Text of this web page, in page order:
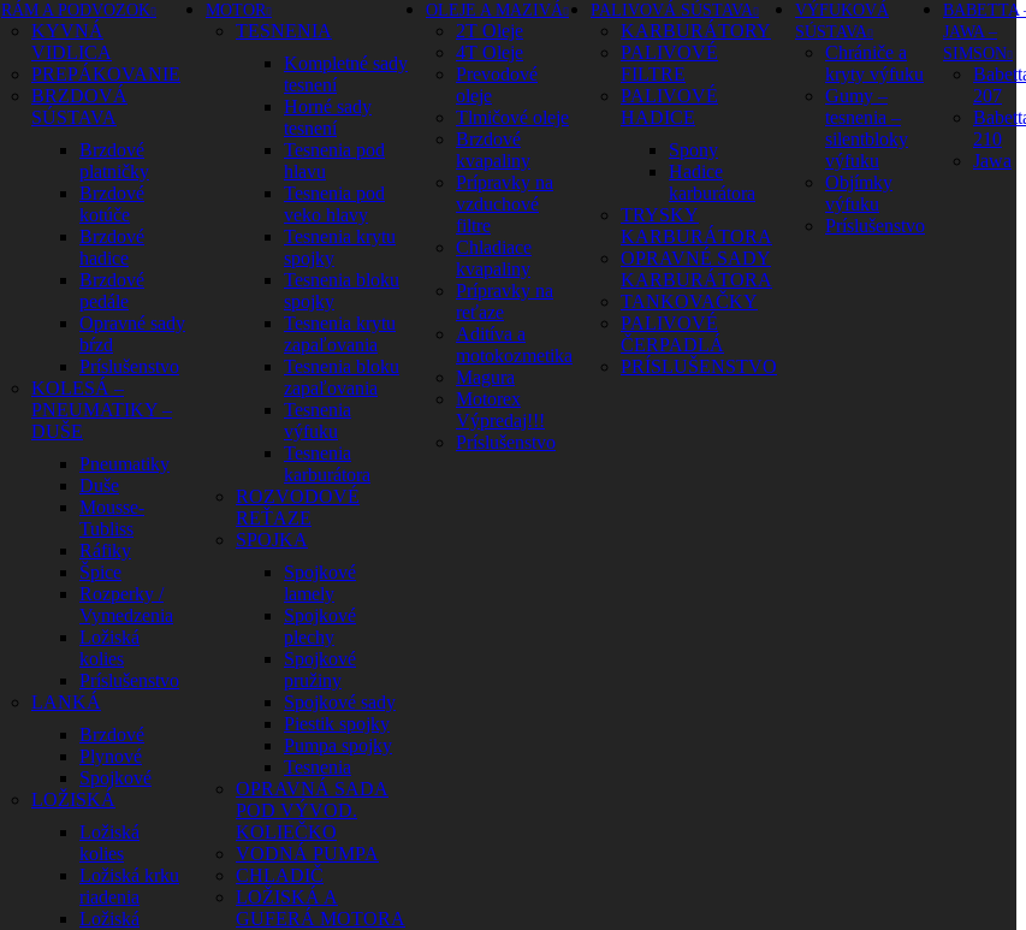
RÁM A PODVOZOK
KYVNÁ
VIDLICA
PREPÁKOVANIE
BRZDOVÁ
SÚSTAVA
Brzdové
platničky
Brzdové
kotúče
Brzdové
hadice
Brzdové
pedále
Opravné sady
bŕzd
Príslušenstvo
KOLESÁ –
PNEUMATIKY –
DUŠE
Pneumatiky
Duše
Mousse-
Tubliss
Ráfiky
Špice
Rozperky /
Vymedzenia
Ložiská
kolies
Príslušenstvo
LANKÁ
Brzdové
Plynové
Spojkové
LOŽISKÁ
Ložiská
kolies
Ložiská krku
riadenia
Ložiská
MOTOR
TESNENIA
Kompletné sady
tesnení
Horné sady
tesnení
Tesnenia pod
hlavu
Tesnenia pod
veko hlavy
Tesnenia krytu
spojky
Tesnenia bloku
spojky
Tesnenia krytu
zapaľovania
Tesnenia bloku
zapaľovania
Tesnenia
výfuku
Tesnenia
karburátora
ROZVODOVÉ
REŤAZE
SPOJKA
Spojkové
lamely
Spojkové
plechy
Spojkové
pružiny
Spojkové sady
Piestik spojky
Pumpa spojky
Tesnenia
OPRAVNÁ SADA
POD VÝVOD.
KOLIEČKO
VODNÁ PUMPA
CHLADIČ
LOŽISKÁ A
GUFERÁ MOTORA
OLEJE A MAZIVÁ
2T Oleje
4T Oleje
Prevodové
oleje
Tlmičové oleje
Brzdové
kvapaliny
Prípravky na
vzduchové
filtre
Chladiace
kvapaliny
Prípravky na
reťaze
Aditíva a
motokozmetika
Magura
Motorex
Výpredaj!!!
Príslušenstvo
PALIVOVÁ SÚSTAVA
KARBURÁTORY
PALIVOVÉ
FILTRE
PALIVOVÉ
HADICE
Spony
Hadice
karburátora
TRYSKY
KARBURÁTORA
OPRAVNÉ SADY
KARBURÁTORA
TANKOVAČKY
PALIVOVÉ
ČERPADLÁ
PRÍSLUŠENSTVO
VÝFUKOVÁ
SÚSTAVA
Chrániče a
kryty výfuku
Gumy –
tesnenia –
silentbloky
výfuku
Objímky
výfuku
Príslušenstvo
BABETTA
JAWA –
SIMSON
207
210
Jawa